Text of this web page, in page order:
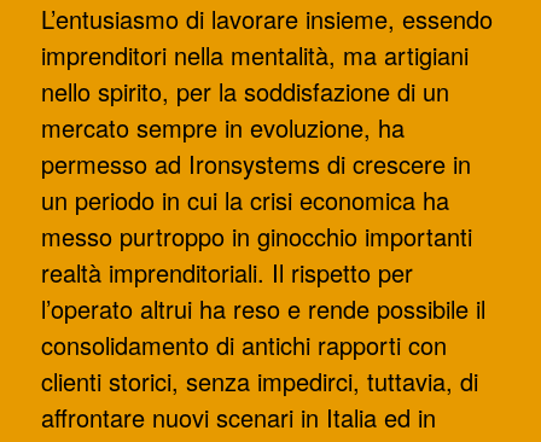
L’entusiasmo di lavorare insieme, essendo
imprenditori nella mentalità, ma artigiani
nello spirito, per la soddisfazione di un
mercato sempre in evoluzione, ha
permesso ad Ironsystems di crescere in
un periodo in cui la crisi economica ha
messo purtroppo in ginocchio importanti
realtà imprenditoriali. Il rispetto per
l’operato altrui ha reso e rende possibile il
consolidamento di antichi rapporti con
clienti storici, senza impedirci, tuttavia, di
affrontare nuovi scenari in Italia ed in